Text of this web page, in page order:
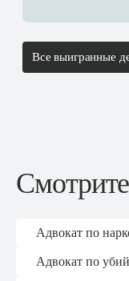
Все выигранные
Адвокат по
Адвокат по